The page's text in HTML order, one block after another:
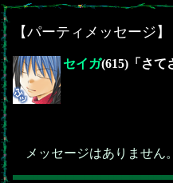
【パーティメッセージ】
セイガ(615)「さて
メッセージはありません。